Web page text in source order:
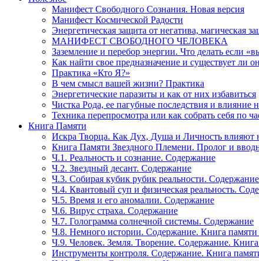
Манифест Свободного Сознания. Новая версия
Манифест Космической Радости
Энергетическая защита от негатива, магическая
МАНИФЕСТ СВОБОДНОГО ЧЕЛОВЕКА
Заземление и перебор энергии. Что делать если
Как найти свое предназначение и существует ли
Практика «Кто Я?»
В чем смысл вашей жизни? Практика
Энергетические паразиты и как от них избавиться
Чистка Рода, ее пагубные последствия и влияние
Техника перепросмотра или как собрать себя по
Книга Памяти
Искра Творца. Как Дух, Душа и Личность влияют
Книга Памяти Звездного Племени. Пролог и
Ч.1. Реальность и сознание. Содержание
Ч.2. Звездный десант. Содержание
Ч.3. Собирая кубик рубик реальности. Содержание
Ч.4. Квантовый суп и физическая реальность.
Ч.5. Время и его аномалии. Содержание
Ч.6. Вирус страха. Содержание
Ч.7. Голограмма солнечной системы. Содержание
Ч.8. Немного истории. Содержание. Книга памяти
Ч.9. Человек. Земля. Творение. Содержание.
Инструменты контроля. Содержание. Книга